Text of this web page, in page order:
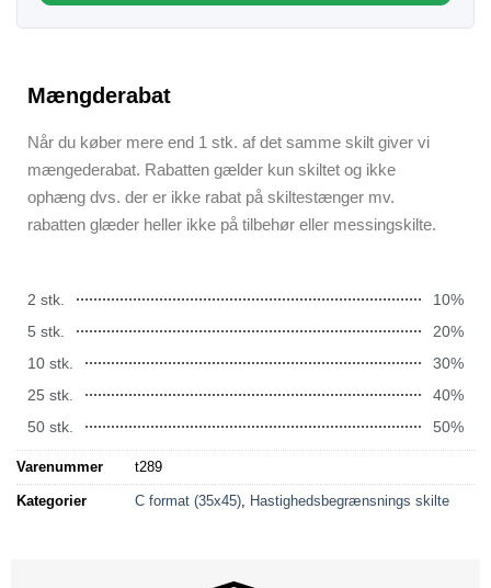
Mængderabat
Når du køber mere end 1 stk. af det samme skilt giver vi
mængederabat. Rabatten gælder kun skiltet og ikke
ophæng dvs. der er ikke rabat på skiltestænger mv.
rabatten glæder heller ikke på tilbehør eller messingskilte.
2 stk.
10%
5 stk.
20%
10 stk.
30%
25 stk.
40%
50 stk.
50%
Varenummer t289
Kategorier C format (35x45), Hastighedsbegrænsnings skilte